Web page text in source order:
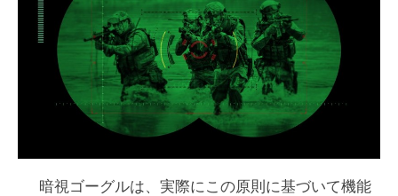
暗視ゴーグルは、実際にこの原則に基づいて機能